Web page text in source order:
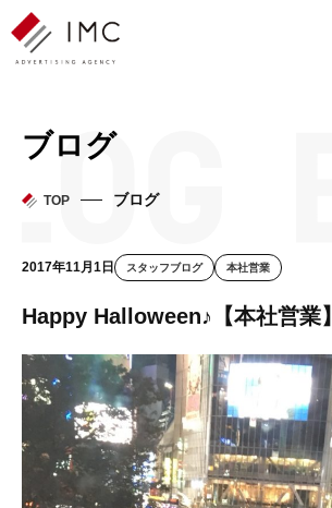
ブログ
TOP ブログ
2017年11月1日 スタッフブログ 本社営業
Happy Halloween♪【本社営業】